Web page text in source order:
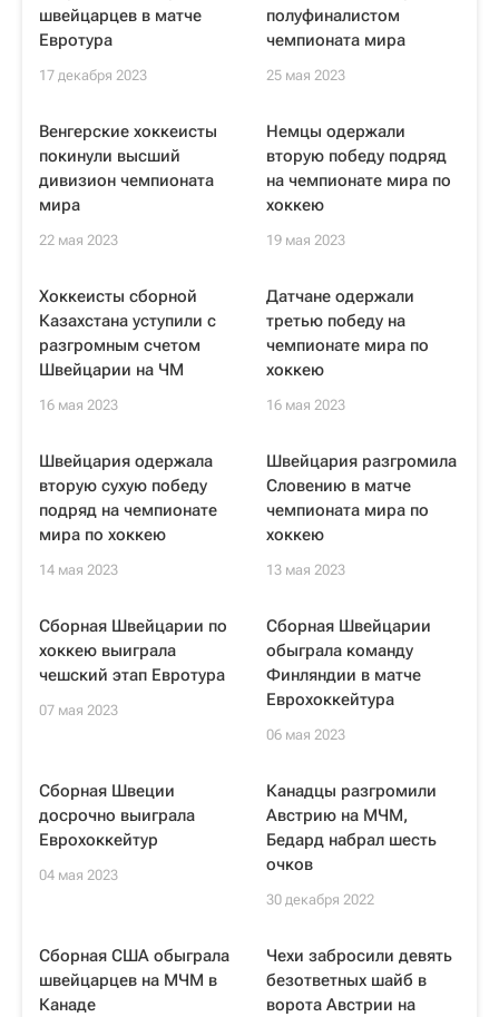
швейцарцев в матче
Евротура
17 декабря 2023
полуфиналистом
чемпионата мира
25 мая 2023
Венгерские хоккеисты
покинули высший
дивизион чемпионата
мира
22 мая 2023
Немцы одержали
вторую победу подряд
на чемпионате мира по
хоккею
19 мая 2023
Хоккеисты сборной
Казахстана уступили с
разгромным счетом
Швейцарии на ЧМ
16 мая 2023
Датчане одержали
третью победу на
чемпионате мира по
хоккею
16 мая 2023
Швейцария одержала
вторую сухую победу
подряд на чемпионате
мира по хоккею
14 мая 2023
Швейцария разгромила
Словению в матче
чемпионата мира по
хоккею
13 мая 2023
Сборная Швейцарии по
хоккею выиграла
чешский этап Евротура
07 мая 2023
Сборная Швейцарии
обыграла команду
Финляндии в матче
Еврохоккейтура
06 мая 2023
Сборная Швеции
досрочно выиграла
Еврохоккейтур
04 мая 2023
Канадцы разгромили
Австрию на МЧМ,
Бедард набрал шесть
очков
30 декабря 2022
Сборная США обыграла
швейцарцев на МЧМ в
Канаде
Чехи забросили девять
безответных шайб в
ворота Австрии на